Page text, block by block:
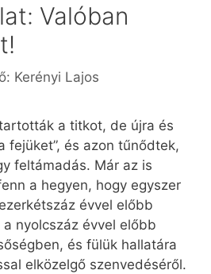
Valóban
Kerényi Lajos
a titkot, de újra és
fejüket”, és azon tűnődtek,
feltámadás. Már az is
a hegyen, hogy egyszer
évvel előbb
nyolcszáz évvel előbb
és fülük hallatára
elközelgő szenvedéséről.